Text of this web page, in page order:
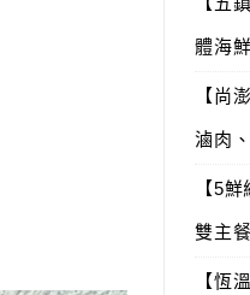
體海
【尚
滷肉
【5
雙主
【恆